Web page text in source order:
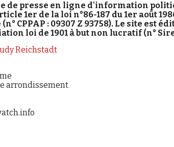
de presse en ligne d'information
1er de la loi n°86-187 du 1er août
CPPAP : 09307 Z 93758). Le site est
loi de 1901 à but non lucratif (n° Siret
Reichstadt
arrondissement